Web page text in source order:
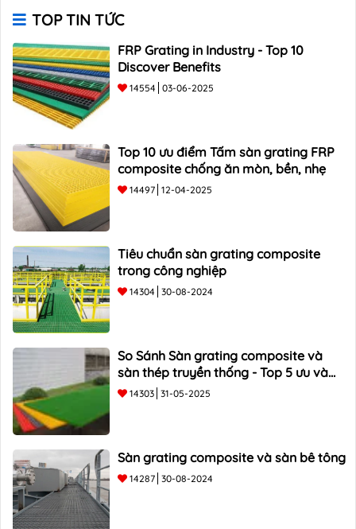
TOP TIN TỨC
FRP Grating in Industry - Top 10
Discover Benefits
14554 03-06-2025
Top 10 ưu điểm Tấm sàn grating FRP
composite chống ăn mòn, bền, nhẹ
14497 12-04-2025
Tiêu chuẩn sàn grating composite
trong công nghiệp
14304 30-08-2024
So Sánh Sàn grating composite và
sàn thép truyền thống - Top 5 ưu và
nhược điểm
14303 31-05-2025
Sàn grating composite và sàn bê tông
14287 30-08-2024